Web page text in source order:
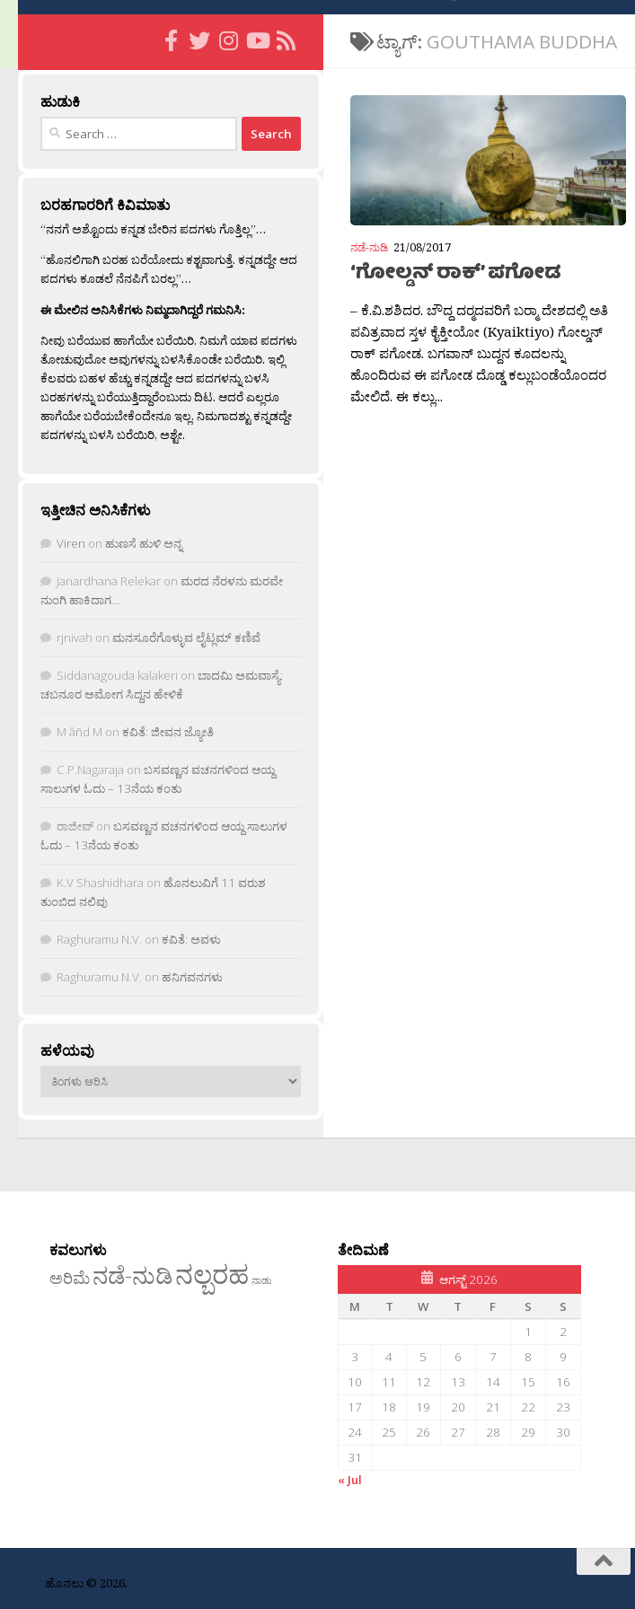
ಟ್ಯಾಗ್: GOUTHAMA BUDDHA
ನಡೆ-ನುಡಿ 21/08/2017
‘ಗೋಲ್ಡನ್ ರಾಕ್’ ಪಗೋಡ
– ಕೆ.ವಿ.ಶಶಿದರ. ಬೌದ್ದ ದರ‍್ಮದವರಿಗೆ ಬರ‍್ಮಾ ದೇಶದಲ್ಲಿ ಅತಿ
ಪವಿತ್ರವಾದ ಸ್ತಳ ಕೈಕ್ತೀಯೋ (Kyaiktiyo) ಗೋಲ್ಡನ್
ರಾಕ್ ಪಗೋಡ. ಬಗವಾನ್ ಬುದ್ದನ ಕೂದಲನ್ನು
ಹೊಂದಿರುವ ಈ ಪಗೋಡ ದೊಡ್ಡ ಕಲ್ಲುಬಂಡೆಯೊಂದರ
ಮೇಲಿದೆ. ಈ ಕಲ್ಲು...
ಹುಡುಕಿ
Search
ಬರಹಗಾರರಿಗೆ ಕಿವಿಮಾತು
“ನನಗೆ ಅಶ್ಟೊಂದು ಕನ್ನಡ ಬೇರಿನ ಪದಗಳು ಗೊತ್ತಿಲ್ಲ”…
“ಹೊನಲಿಗಾಗಿ ಬರಹ ಬರೆಯೋದು ಕಶ್ಟವಾಗುತ್ತೆ. ಕನ್ನಡದ್ದೇ ಆದ
ಪದಗಳು ಕೂಡಲೆ ನೆನಪಿಗೆ ಬರಲ್ಲ”…
ಈ ಮೇಲಿನ ಅನಿಸಿಕೆಗಳು ನಿಮ್ಮದಾಗಿದ್ದರೆ ಗಮನಿಸಿ:
ನೀವು ಬರೆಯುವ ಹಾಗೆಯೇ ಬರೆಯಿರಿ. ನಿಮಗೆ ಯಾವ ಪದಗಳು
ತೋಚುವುದೋ ಅವುಗಳನ್ನು ಬಳಸಿಕೊಂಡೇ ಬರೆಯಿರಿ. ಇಲ್ಲಿ
ಕೆಲವರು ಬಹಳ ಹೆಚ್ಚು ಕನ್ನಡದ್ದೇ ಆದ ಪದಗಳನ್ನು ಬಳಸಿ
ಬರಹಗಳನ್ನು ಬರೆಯುತ್ತಿದ್ದಾರೆಂಬುದು ದಿಟ. ಆದರೆ ಎಲ್ಲರೂ
ಹಾಗೆಯೇ ಬರೆಯಬೇಕೆಂದೇನೂ ಇಲ್ಲ. ನಿಮಗಾದಶ್ಟು ಕನ್ನಡದ್ದೇ
ಪದಗಳನ್ನು ಬಳಸಿ ಬರೆಯಿರಿ, ಅಶ್ಟೇ.
ಇತ್ತೀಚಿನ ಅನಿಸಿಕೆಗಳು
Viren on ಹುಣಸೆ ಹುಳಿ ಅನ್ನ
Janardhana Relekar on ಮರದ ನೆರಳನು ಮರವೇ
ನುಂಗಿ ಹಾಕಿದಾಗ…
rjnivah on ಮನಸೂರೆಗೊಳ್ಳುವ ಲೈಟ್ಲಮ್ ಕಣಿವೆ
Siddanagouda kalakeri on ಬಾದಮಿ ಅಮವಾಸ್ಯೆ:
ಚಬನೂರ ಅಮೋಗ ಸಿದ್ದನ ಹೇಳಿಕೆ
M âñd M on ಕವಿತೆ: ಜೀವನ ಜ್ಯೋತಿ
C.P.Nagaraja on ಬಸವಣ್ಣನ ವಚನಗಳಿಂದ ಆಯ್ದ
ಸಾಲುಗಳ ಓದು – 13ನೆಯ ಕಂತು
ರಾಜೀವ್ on ಬಸವಣ್ಣನ ವಚನಗಳಿಂದ ಆಯ್ದ ಸಾಲುಗಳ
ಓದು – 13ನೆಯ ಕಂತು
K.V Shashidhara on ಹೊನಲುವಿಗೆ 11 ವರುಶ
ತುಂಬಿದ ನಲಿವು
Raghuramu N.V. on ಕವಿತೆ: ಅವಳು
Raghuramu N.V. on ಹನಿಗವನಗಳು
ಹಳೆಯವು
ಹಳೆಯವು
ಕವಲುಗಳು
ಅರಿಮೆನಡೆ-ನುಡಿನಲ್ಬರಹ ನಾಡು
ತೇದಿಮಣೆ
ಆಗಸ್ಟ್ 2026
M
T W T F S
S
1
2
3
4 5 6 7 8
9
10
11 12 13 14 15
16
17
18 19 20 21 22
23
24
25 26 27 28 29
30
31
« Jul
ಹೊನಲು © 2026.